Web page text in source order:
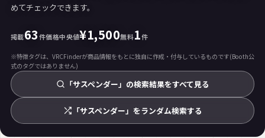
めてチェックできます。
掲載63件価格中央値¥1,500無料1件
※特徴タグは、VRCFinderが商品情報をもとに独自に作成・付与しているものです(Booth公
式のタグではありません)
「サスペンダー」の検索結果をすべて見る
「サスペンダー」をランダム検索する